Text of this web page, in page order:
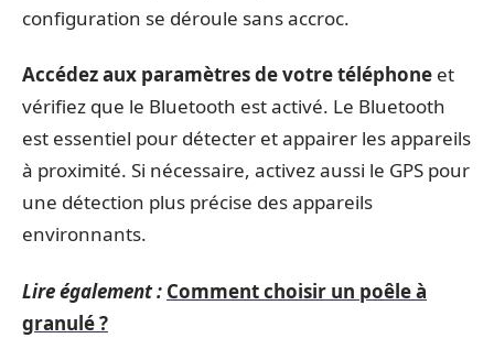
configuration se déroule sans accroc.
Accédez aux paramètres de votre téléphone et
vérifiez que le Bluetooth est activé. Le Bluetooth
est essentiel pour détecter et appairer les appareils
à proximité. Si nécessaire, activez aussi le GPS pour
une détection plus précise des appareils
environnants.
Lire également : Comment choisir un poêle à
granulé ?